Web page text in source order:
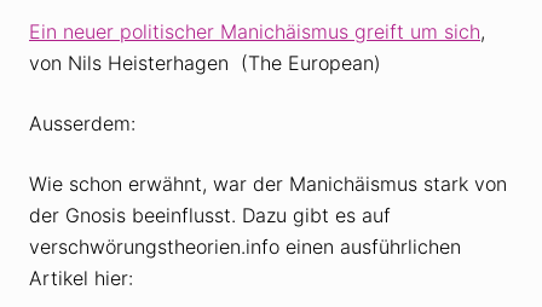
Ein neuer politischer Manichäismus greift um sich,
von Nils Heisterhagen (The European)
Ausserdem:
Wie schon erwähnt, war der Manichäismus stark von
der Gnosis beeinflusst. Dazu gibt es auf
verschwörungstheorien.info einen ausführlichen
Artikel hier: